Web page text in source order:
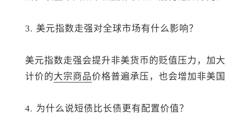
3. 美元指数走强对全球市场有什么影响？
美元指数走强会提升非美货币的贬值压力，加
计价的大宗商品价格普遍承压，也会增加非美
4. 为什么说短债比长债更有配置价值？